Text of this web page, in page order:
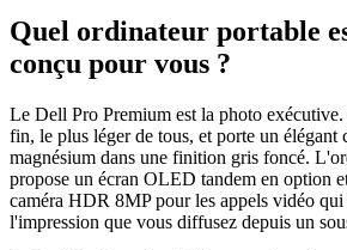
Quel ordinateur portable
conçu pour vous ?
Le Dell Pro Premium est la photo
fin, le plus léger de tous, et porte un élégant
magnésium dans une finition gris foncé.
propose un écran OLED tandem en option
caméra HDR 8MP pour les appels vidéo
l'impression que vous diffusez depuis un